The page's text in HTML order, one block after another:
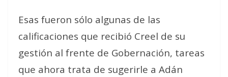
Esas fueron sólo algunas de las
calificaciones que recibió Creel de su
gestión al frente de Gobernación, tareas
que ahora trata de sugerirle a Adán